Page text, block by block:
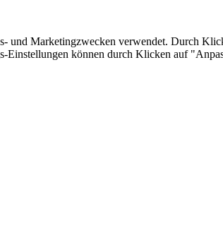
und Marketingzwecken verwendet. Durch
können durch Klicken auf